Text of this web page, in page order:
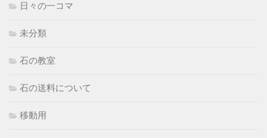
日々の一コマ
未分類
石の教室
石の送料について
移動用